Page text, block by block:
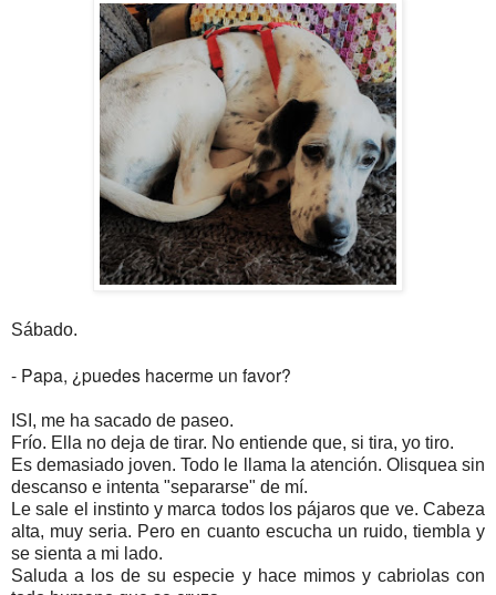
Sábado.
- Papa, ¿puedes hacerme un favor?
ISI, me ha sacado de paseo.
Frío. Ella no deja de tirar. No entiende que, si tira, yo tiro.
Es demasiado joven. Todo le llama la atención. Olisquea sin
descanso e intenta "separarse" de mí.
Le sale el instinto y marca todos los pájaros que ve. Cabeza
alta, muy seria. Pero en cuanto escucha un ruido, tiembla y
se sienta a mi lado.
Saluda a los de su especie y hace mimos y cabriolas con